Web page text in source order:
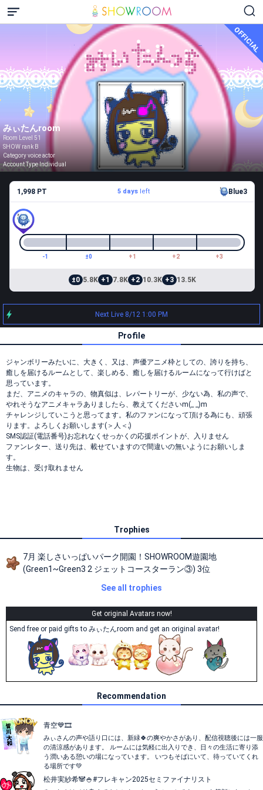
OFFICIAL
みぃたんroom
Room Level 51
SHOW rank B
Category voice actor
Account Type Individual
1,998 PT 5 daysleft Blue3
-1 ±0 +1 +2 +3
±0 5.8K +1 7.8K +2 10.3K +3 13.5K
Next Live 8/12 1:00 PM
Profile
ジャンボリーみたいに、大きく、又は、声優アニメ枠としての、誇りを持ち、
癒しを届けるルームとして、楽しめる、癒しを届けるルームになって行けばと
思っています。
まだ、アニメのキャラの、物真似は、レパートリーが、少ない為、私の声で、
やれそうなアニメキャラありましたら、教えてくださいm(_ _)m
チャレンジしていこうと思ってます。私のファンになって頂ける為にも、頑張
ります。よろしくお願いします(＞人＜;)
SMS認証(電話番号)お忘れなくせっかくの応援ポイントが、入りません
ファンレター、送り先は、載せていますので間違いの無いようにお願いしま
す。
生物は、受け取れません
Trophies
7月 楽しさいっぱいパーク開園！SHOWROOM遊園地
(Green1~Green3 2 ジェットコースターラン③) 3位
See all trophies
Get original Avatars now!
Send free or paid gifts to みぃたんroom and get an original avatar!
Recommendation
青空💙🎞️
みぃさんの声や語り口には、新緑🍀の爽やかさがあり、配信視聴後には一服
の清涼感があります。 ルームには気軽に出入りでき、日々の生活に寄り添
う潤いある憩いの場になっています。 いつもそばにいて、待っていてくれ
る場所です💚
松井実紗希🐼🍚#フレキャン2025セミファイナリスト